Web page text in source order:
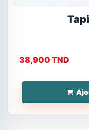
38,900 TND